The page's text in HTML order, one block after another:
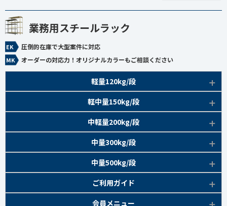
業務用スチールラック
圧倒的在庫で大型案件に対応
オーダーの対応力！オリジナルカラーもご相談ください
軽量120kg/段
アイボリー、グレー
EK120kg/段アングルボルト 特長
EK120kg/段アングルセミボルト 特長
新セミボルト 特長
軽中量150kg/段
軽中量150kg/段 商品一覧
部材仕様図
中軽量200kg/段
EK200kg/段 商品一覧
部材仕様図
中量300kg/段
アイボリー・グリーン
EK300kg/段 商品一覧
中量500kg/段
アイボリー・グリーンご利用ガイド
検索システムの使い方
会員メニュー